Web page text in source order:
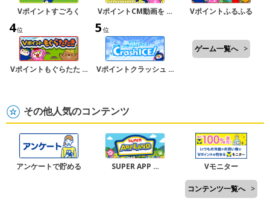
Vポイントすごろく VポイントCM動画を … Vポイントふるふる
4位
Vポイントもぐらたた …
5 位
Vポイントクラッシュ …
ゲーム一覧へ >
その他人気のコンテンツ
アンケートで貯める SUPER APP … Vモニター
コンテンツ一覧へ >